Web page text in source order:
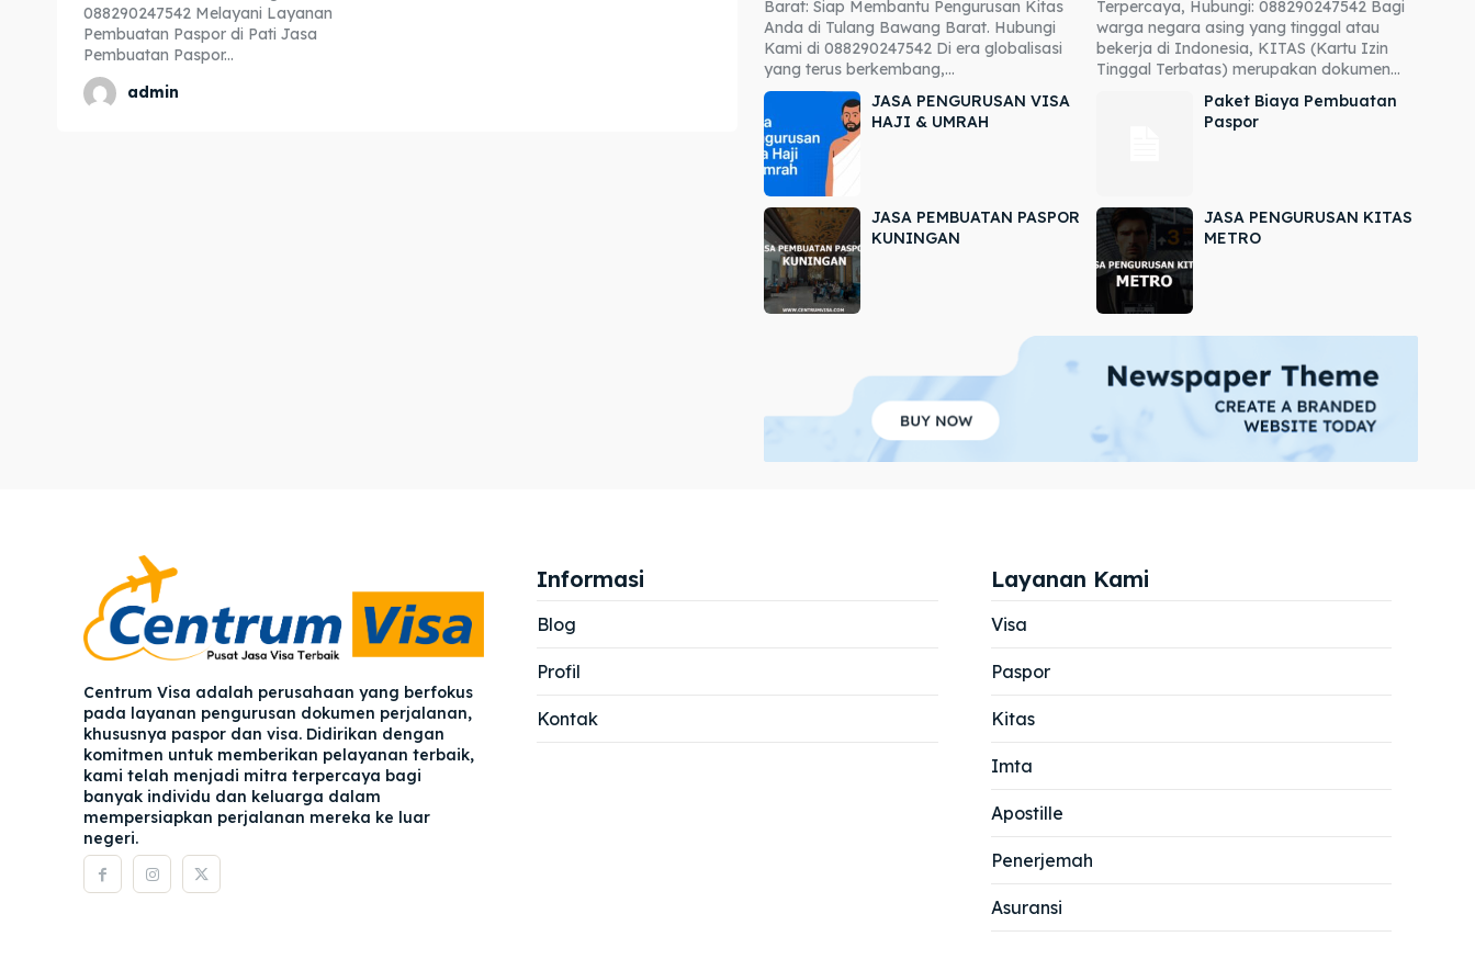
Blog
Cari
Blog
Cari
088290247542 Melayani Layanan
Pembuatan Paspor di Pati Jasa
Pembuatan Paspor...
admin
Barat: Siap Membantu Pengurusan Kitas
Anda di Tulang Bawang Barat. Hubungi
Kami di 088290247542 Di era globalisasi
yang terus berkembang,...
Terpercaya, Hubungi: 088290247542 Bagi
warga negara asing yang tinggal atau
bekerja di Indonesia, KITAS (Kartu Izin
Tinggal Terbatas) merupakan dokumen...
JASA PENGURUSAN VISA
HAJI & UMRAH
Paket Biaya Pembuatan
Paspor
JASA PEMBUATAN PASPOR
KUNINGAN
JASA PENGURUSAN KITAS
METRO
Centrum Visa adalah perusahaan yang berfokus
pada layanan pengurusan dokumen perjalanan,
khususnya paspor dan visa. Didirikan dengan
komitmen untuk memberikan pelayanan terbaik,
kami telah menjadi mitra terpercaya bagi
banyak individu dan keluarga dalam
mempersiapkan perjalanan mereka ke luar
negeri.
Informasi
Blog
Profil
Kontak
Layanan Kami
Visa
Paspor
Kitas
Imta
Apostille
Penerjemah
Asuransi